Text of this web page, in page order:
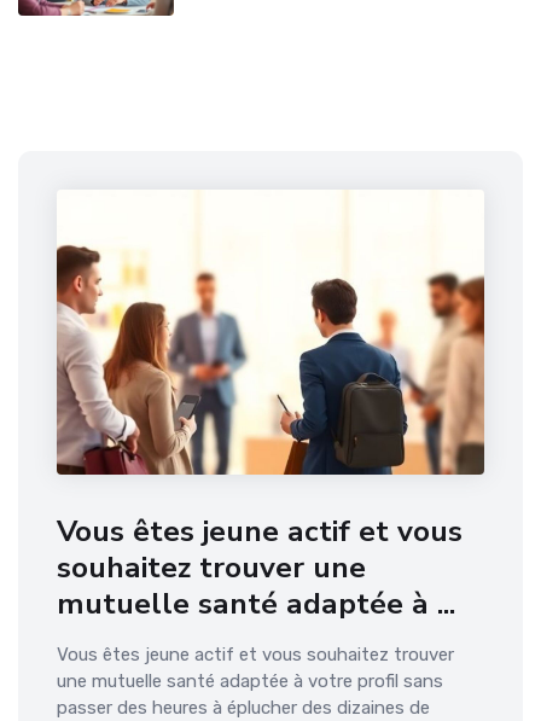
Vous êtes jeune actif et vous
souhaitez trouver une
mutuelle santé adaptée à ...
Vous êtes jeune actif et vous souhaitez trouver
une mutuelle santé adaptée à votre profil sans
passer des heures à éplucher des dizaines de